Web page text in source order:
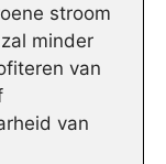
stroom
minder
van
van